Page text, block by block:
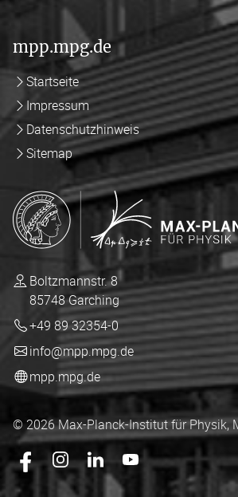
mpp.mpg.de
Startseite
Impressum
Datenschutzhinweis
Sitemap
Boltzmannstr. 8
85748 Garching
+49 89 32354-0
info@mpp.mpg.de
mpp.mpg.de
© 2026 Max-Planck-Institut für Physik,
Das mpp.mpg.de auf Facebook
Das mpp.mpg.de auf Instagram
Das mpp.mpg.de auf
Das mpp.mpg.de